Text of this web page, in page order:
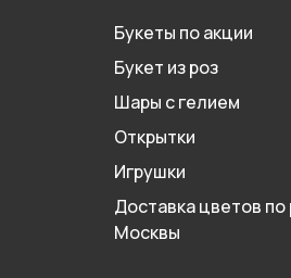
Букеты по акции
Букет из роз
Шары с гелием
Открытки
Игрушки
Доставка цветов по
Москвы